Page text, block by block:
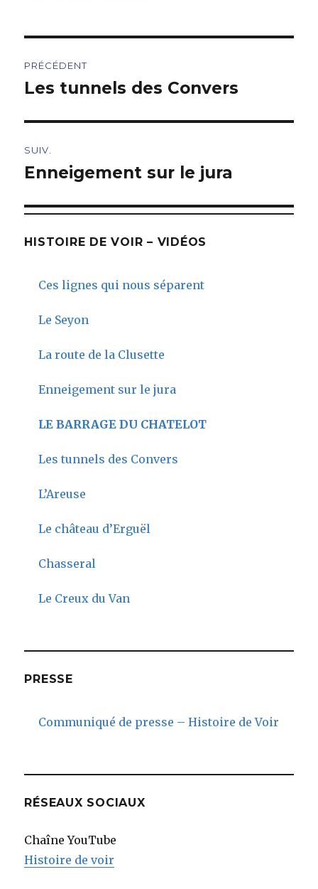
de
PRÉCÉDENT
Article
:
Les tunnels des Convers
SUIV.
Article
:
Enneigement sur le jura
HISTOIRE DE VOIR – VIDÉOS
Ces lignes qui nous séparent
Le Seyon
La route de la Clusette
Enneigement sur le jura
LE BARRAGE DU CHATELOT
Les tunnels des Convers
L’Areuse
Le château d’Erguël
Chasseral
Le Creux du Van
PRESSE
Communiqué de presse – Histoire de Voir
RÉSEAUX SOCIAUX
Chaîne YouTube
Histoire de voir